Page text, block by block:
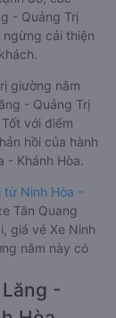
- Quảng Trị
cải thiện
giường nằm
- Quảng Trị
với điểm
hồi của hành
- Khánh Hòa.
từ Ninh Hòa -
Tân Quang
giá vé Xe Ninh
nằm này có
-